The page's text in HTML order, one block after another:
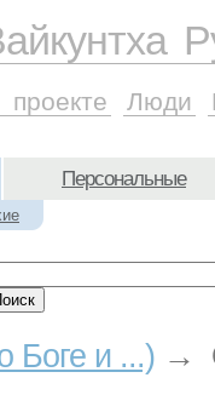
Персональные
Боге и ...) →
Люди